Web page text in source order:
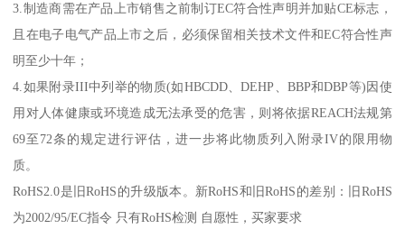
3.制造商需在产品上市销售之前制订EC符合性声明并加贴CE标志，
且在电子电气产品上市之后，必须保留相关技术文件和EC符合性声
明至少十年；
4.如果附录III中列举的物质(如HBCDD、DEHP、BBP和DBP等)因使
用对人体健康或环境造成无法承受的危害，则将依据REACH法规第
69至72条的规定进行评估，进一步将此物质列入附录IV的限用物
质。
RoHS2.0是旧RoHS的升级版本。新RoHS和旧RoHS的差别：旧RoHS
为2002/95/EC指令 只有RoHS检测 自愿性，买家要求